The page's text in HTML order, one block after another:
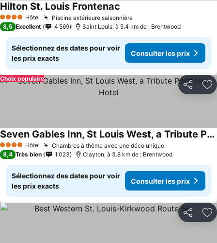
4 Étoiles Hôtel Piscine extérieure saisonnièreConsulter les prix
Hilton St. Louis Frontenac
8,5 Excellent 4 569 Saint Louis, à 5.4 km de : Brentwood
Sélectionnez des dates pour voir
les prix exacts
Consulter les prix
Partager
Choix populaire
4 Étoiles Hôtel Chambres à thème avec une déco uniqueConsulter les
Seven Gables Inn, St Louis West, a Tribute Portfolio Hotel
Consulter les prix
8,4 Très bien 1 023 Clayton, à 3.8 km de : Brentwood
Sélectionnez des dates pour voir
les prix exacts
Consulter les prix
Partager